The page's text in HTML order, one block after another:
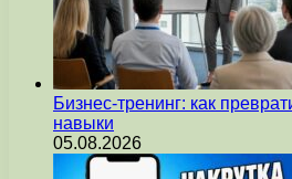
Бизнес-тренинг: как
навыки
05.08.2026